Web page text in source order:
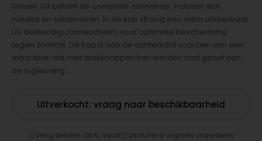
Deluxe. Dit betreft de complete zonnekap, inclusief stof,
roedes en scharnieren. In de kap zit nog een extra uitklapbaar
UV bestendig zonnescherm voor optimale bescherming
tegen zonlicht. De kap is aan de achterkant voorzien van een
extra deel dat met drukknoppen kan worden vast gezet aan
de rugleuning.
Uitverkocht: vraag naar beschikbaarheid
Veilig betalen: iDEAL, kaart Uitsluitend originele onderdelen